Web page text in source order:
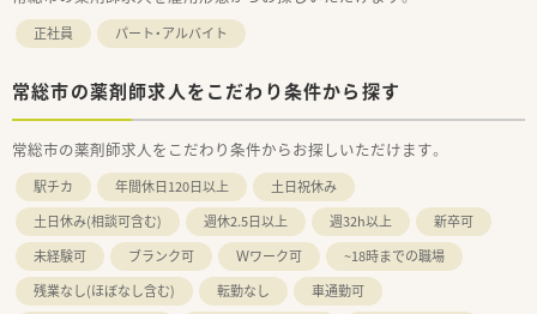
正社員 パート・アルバイト
常総市の薬剤師求人をこだわり条件から探す
常総市の薬剤師求人をこだわり条件からお探しいただけます。
駅チカ 年間休日120日以上
土日祝休み
土日休み(相談可含む)
週休2.5日以上 週32h以上
新卒可
未経験可
ブランク可 Ｗワーク可
~18時までの職場
残業なし(ほぼなし含む)
転勤なし
車通勤可